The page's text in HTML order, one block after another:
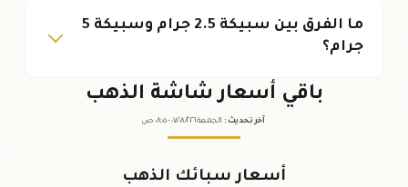
ما الفرق بين سبيكة 2.5 جرام وسبيكة 5
جرام؟
باقي أسعار شاشة الذهب
آخر تحديث : الجمعة ٠٧ /٠٨/٢٠٢٦ - ٠٨:٠٥ ص
أسعار سبائك الذهب